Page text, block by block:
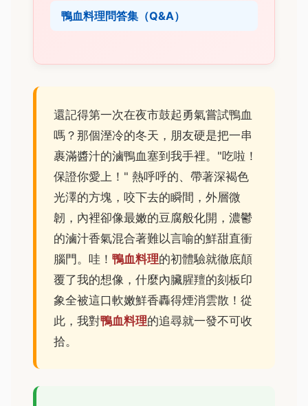
鴨血料理問答集（Q&A）
還記得第一次在夜市鼓起勇氣嘗試鴨血
嗎？那個溼冷的冬天，朋友硬是把一串
裹滿醬汁的滷鴨血塞到我手裡。"吃啦！
保證你愛上！" 熱呼呼的、帶著深褐色
光澤的方塊，咬下去的瞬間，外層微
韌，內裡卻像最嫩的豆腐般化開，濃鬱
的滷汁香氣混合著難以言喻的鮮甜直衝
腦門。哇！鴨血料理的初體驗就徹底顛
覆了我的想像，什麼內臟腥羶的刻板印
象全被這口軟嫩鮮香轟得煙消雲散！從
此，我對鴨血料理的追尋就一發不可收
拾。